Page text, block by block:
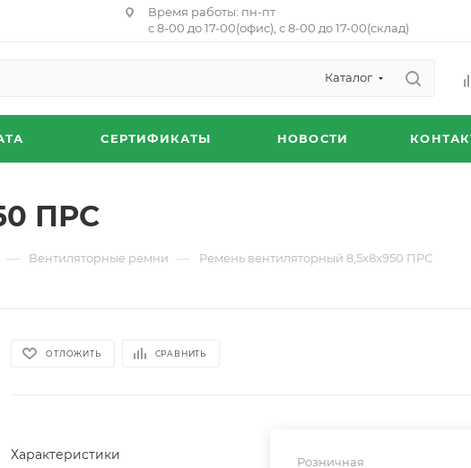
Время работы: пн-пт
с 8-00 до 17-00(офис), с 8-00 до 17-00(склад)
Каталог
СЕРТИФИКАТЫ НОВОСТИ
ПРС
— Вентиляторные ремни — Ремень вентиляторный 8,5х8х950 ПРС
ОТЛОЖИТЬ СРАВНИТЬ
Характеристики Розничная